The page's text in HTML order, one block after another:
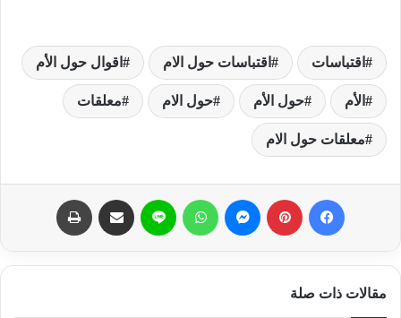
اقتباسات اقتباسات حول الام اقوال حول الأم
الأم حول الأم حول الام معلقات
معلقات حول الام
مقالات ذات صلة